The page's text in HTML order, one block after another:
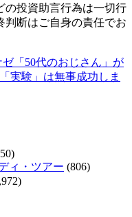
の投資助言行為は一切行
判断はご自身の責任でお
「50代のおじさん」が
実験」は無事成功しま
ィ・ツアー (806)